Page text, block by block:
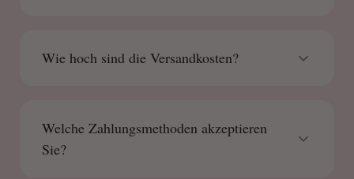
Wie hoch sind die Versandkosten?
Welche Zahlungsmethoden akzeptieren
Sie?